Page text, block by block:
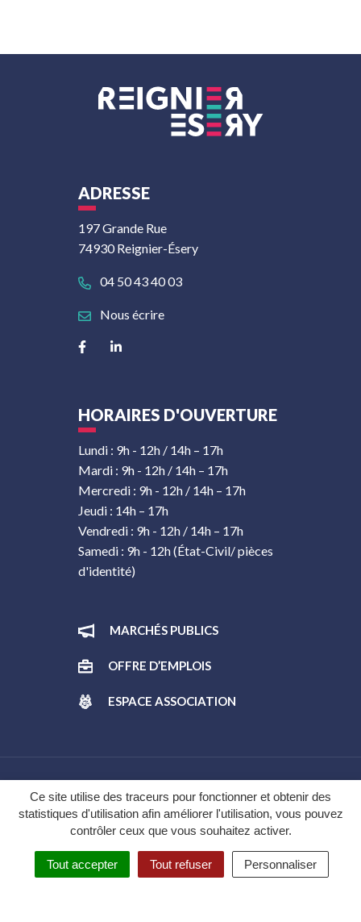
Ce site utilise des traceurs pour fonctionner et obtenir des
statistiques d'utilisation afin améliorer l'utilisation, vous pouvez
contrôler ceux que vous souhaitez activer.
Tout accepter Tout refuser Personnaliser
ADRESSE
197 Grande Rue
74930 Reignier-Ésery
04 50 43 40 03
Nous écrire
Lien vers le compte Facebook
Lien vers le compte Linkedin
HORAIRES D'OUVERTURE
Lundi : 9h - 12h / 14h – 17h
Mardi : 9h - 12h / 14h – 17h
Mercredi : 9h - 12h / 14h – 17h
Jeudi : 14h – 17h
Vendredi : 9h - 12h / 14h – 17h
Samedi : 9h - 12h (État-Civil/ pièces
d'identité)
MARCHÉS PUBLICS
OFFRE D’EMPLOIS
ESPACE ASSOCIATION
Gestion des cookies
Plan du site
Mentions légales
Politique de confidentialité